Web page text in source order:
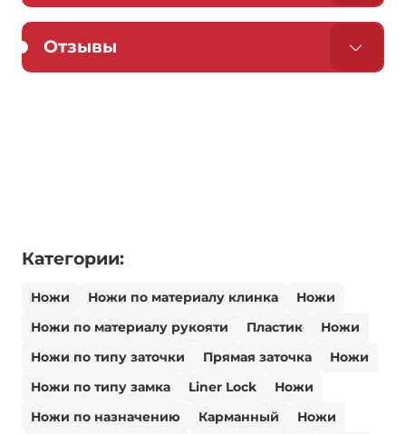
Отзывы
Категории:
Ножи Ножи по материалу клинка
Ножи
Ножи по материалу рукояти
Пластик
Ножи
Ножи по типу заточки
Прямая заточка
Ножи
Ножи по типу замка
Liner Lock
Ножи
Ножи по назначению
Карманный
Ножи